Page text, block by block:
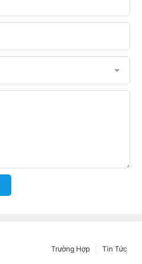
Tin Tức
Trường Hợp